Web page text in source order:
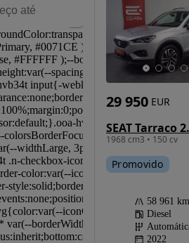
1968 cm3 • 150 cv
29 950 EUR
Promovido
58 961 km
Diesel
2022